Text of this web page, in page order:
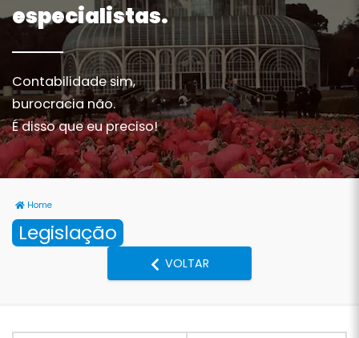
especialistas.
Contabilidade sim,
burocracia não.
É disso que eu preciso!
Home
Legislação
VOLTAR